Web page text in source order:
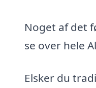
Noget af det
se over hele
Elsker du